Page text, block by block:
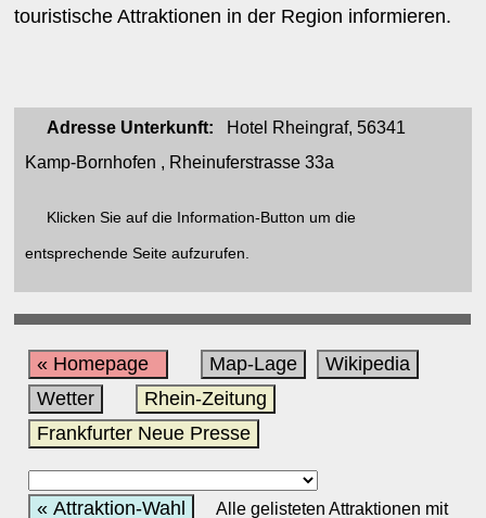
touristische Attraktionen in der Region informieren.
Adresse Unterkunft: Hotel Rheingraf, 56341
Kamp-Bornhofen , Rheinuferstrasse 33a
Klicken Sie auf die Information-Button um die
entsprechende Seite aufzurufen.